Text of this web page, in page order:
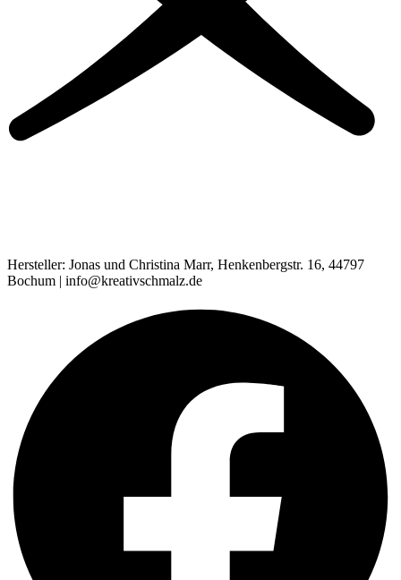
Hersteller: Jonas und Christina Marr, Henkenbergstr. 16, 44797
Bochum | info@kreativschmalz.de